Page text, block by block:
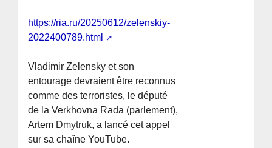
https://ria.ru/20250612/zelenskiy-
2022400789.html
Vladimir Zelensky et son
entourage devraient être reconnus
comme des terroristes, le député
de la Verkhovna Rada (parlement),
Artem Dmytruk, a lancé cet appel
sur sa chaîne YouTube.